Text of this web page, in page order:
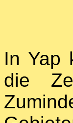
In Yap
die